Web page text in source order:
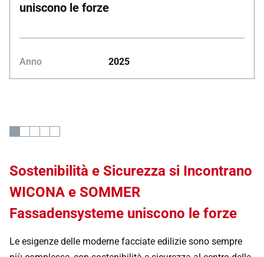
uniscono le forze
Anno 2025
Sostenibilità e Sicurezza si Incontrano
WICONA e SOMMER
Fassadensysteme uniscono le forze
Le esigenze delle moderne facciate edilizie sono sempre